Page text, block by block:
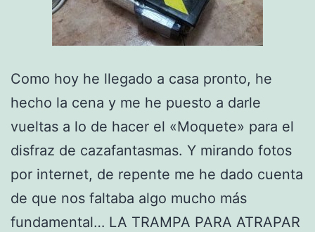
Como hoy he llegado a casa pronto, he
hecho la cena y me he puesto a darle
vueltas a lo de hacer el «Moquete» para el
disfraz de cazafantasmas. Y mirando fotos
por internet, de repente me he dado cuenta
de que nos faltaba algo mucho más
fundamental… LA TRAMPA PARA ATRAPAR